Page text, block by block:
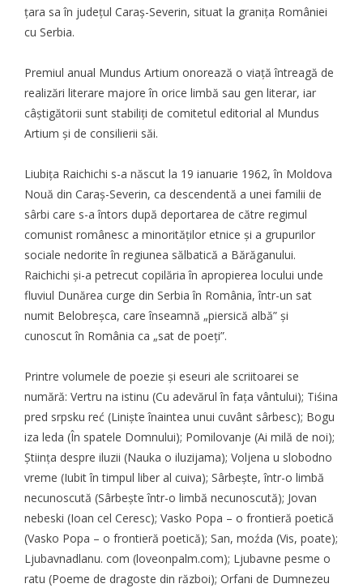
țara sa în județul Caraș-Severin, situat la granița României
cu Serbia.
Premiul anual Mundus Artium onorează o viață întreagă de
realizări literare majore în orice limbă sau gen literar, iar
câștigătorii sunt stabiliți de comitetul editorial al Mundus
Artium și de consilierii săi.
Liubița Raichichi s-a născut la 19 ianuarie 1962, în Moldova
Nouă din Caraș-Severin, ca descendentă a unei familii de
sârbi care s-a întors după deportarea de către regimul
comunist românesc a minorităților etnice și a grupurilor
sociale nedorite în regiunea sălbatică a Bărăganului.
Raichichi și-a petrecut copilăria în apropierea locului unde
fluviul Dunărea curge din Serbia în România, într-un sat
numit Belobreșca, care înseamnă „piersică albă” și
cunoscut în România ca „sat de poeți”.
Printre volumele de poezie și eseuri ale scriitoarei se
numără: Vertru na istinu (Cu adevărul în fața vântului); Tiśina
pred srpsku reć (Liniște înaintea unui cuvânt sârbesc); Bogu
iza leda (În spatele Domnului); Pomilovanje (Ai milă de noi);
Știința despre iluzii (Nauka o iluzijama); Voljena u slobodno
vreme (Iubit în timpul liber al cuiva); Sârbește, într-o limbă
necunoscută (Sârbește într-o limbă necunoscută); Jovan
nebeski (Ioan cel Ceresc); Vasko Popa – o frontieră poetică
(Vasko Popa – o frontieră poetică); San, moźda (Vis, poate);
Ljubavnadlanu. com (loveonpalm.com); Ljubavne pesme o
ratu (Poeme de dragoste din război); Orfani de Dumnezeu